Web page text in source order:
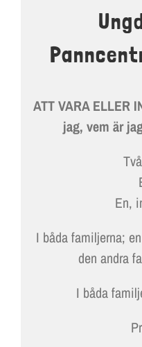
ATT VARA ELLER
jag, vem är
En,
I båda familjerna;
den andra
I båda